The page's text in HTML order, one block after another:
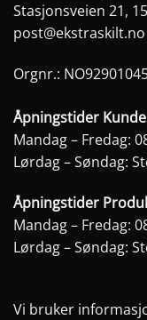
Stasjonsveien 21,
post@ekstraskilt.no
Orgnr.:
Åpningstider
Mandag – Fredag:
Lørdag – Søndag:
Åpningstider
Mandag – Fredag:
Lørdag – Søndag:
Vi bruker